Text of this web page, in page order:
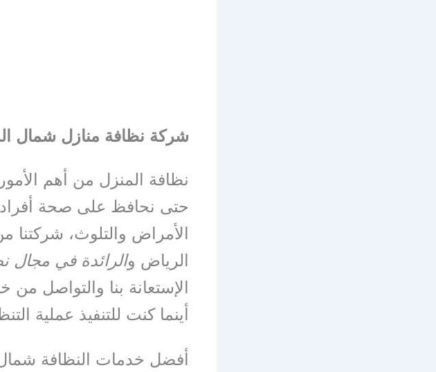
شركة نظافة منازل شمال
نظافة المنزل من أهم
حتى نحافظ على صحة أفراد
الأمراض والتلوث،
الرياض والرائدة في مجال
الإستعانة بنا والتواصل
أينما كنت للتنفيذ عملية
أفضل خدمات النظافة